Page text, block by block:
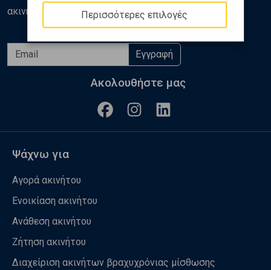
Περισσότερες επιλογές
ακινήτων
Εγγραφή
Ακολουθήστε μας
Ψάχνω για
Αγορά ακινήτου
Ενοικίαση ακινήτου
Ανάθεση ακινήτου
Ζήτηση ακινήτου
Διαχείριση ακινήτων βραχυχρόνιας μίσθωσης